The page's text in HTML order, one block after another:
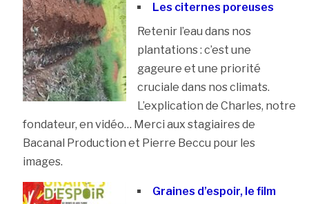
Les citernes poreuses
Retenir l’eau dans nos
plantations : c’est une
gageure et une priorité
cruciale dans nos climats.
L’explication de Charles, notre
fondateur, en vidéo… Merci aux stagiaires de
Bacanal Production et Pierre Beccu pour les
images.
Graines d’espoir, le film